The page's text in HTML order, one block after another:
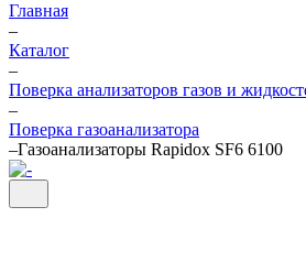
Главная
–
Каталог
–
Поверка анализаторов газов и
–
Поверка газоанализатора
–Газоанализаторы Rapidox SF6 6100